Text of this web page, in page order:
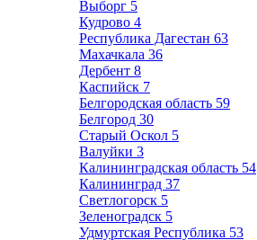
Выборг 5
Кудрово 4
Республика Дагестан 63
Махачкала 36
Дербент 8
Каспийск 7
Белгородская область 59
Белгород 30
Старый Оскол 5
Валуйки 3
Калининградская область 54
Калининград 37
Светлогорск 5
Зеленоградск 5
Удмуртская Республика 53